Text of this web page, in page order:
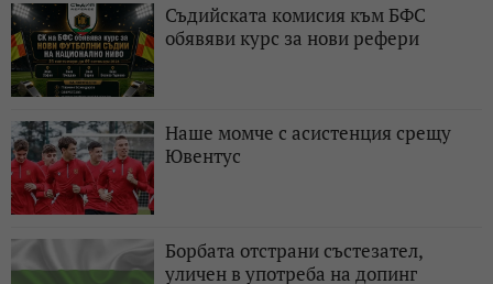
Съдийската комисия към БФС
обявяви курс за нови рефери
Наше момче с асистенция срещу
Ювентус
Борбата отстрани състезател,
уличен в употреба на допинг